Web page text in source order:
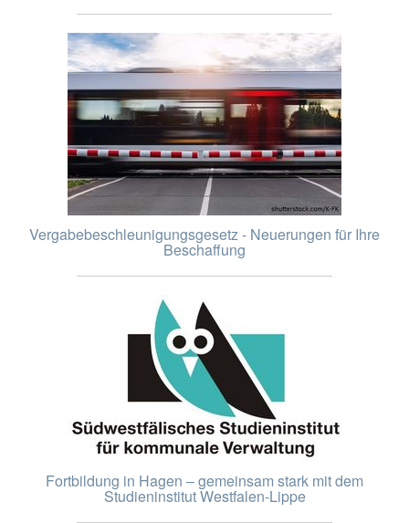
Vergabebeschleunigungsgesetz - Neuerungen für Ihre
Beschaffung
Fortbildung in Hagen – gemeinsam stark mit dem
Studieninstitut Westfalen-Lippe